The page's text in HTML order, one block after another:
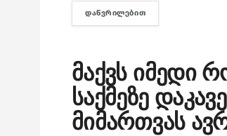
ᲓᲐᲬᲕᲠᲘᲚᲔᲑᲘᲗ
მაქვს იმედი
საქმეზე
მიმართვას